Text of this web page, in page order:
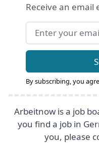
Receive an email
Email address
By subscribing, you
Arbeitnow is a job
you find a job in
you, please